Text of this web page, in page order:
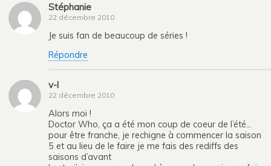
Stéphanie
22 décembre 2010
Je suis fan de beaucoup de séries !
Répondre
v-l
22 décembre 2010
Alors moi !
Doctor Who, ça a été mon coup de coeur de l’été…
pour être franche, je rechigne à commencer la saison
5 et au lieu de le faire je me fais des rediffs des
saisons d’avant